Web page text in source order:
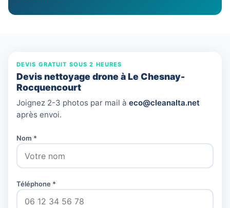
DEVIS GRATUIT SOUS 2 HEURES
Devis nettoyage drone à Le Chesnay-
Rocquencourt
Joignez 2-3 photos par mail à eco@cleanalta.net
après envoi.
Nom *
Téléphone *